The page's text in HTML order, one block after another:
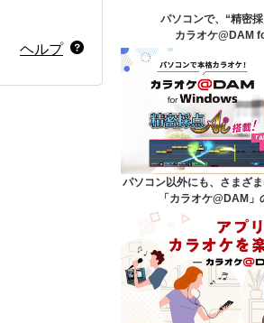
DAM★とも動画
DAM★とも録音
カラオケ＠DAM
ユーザー検索
キャンペーン
よくあるご質問
DAMの新曲・ランキン
ヘルプ
パソコンで、“精密
カラオケ@DAM
パソコン以外にも、さまざ
「カラオケ@DAM